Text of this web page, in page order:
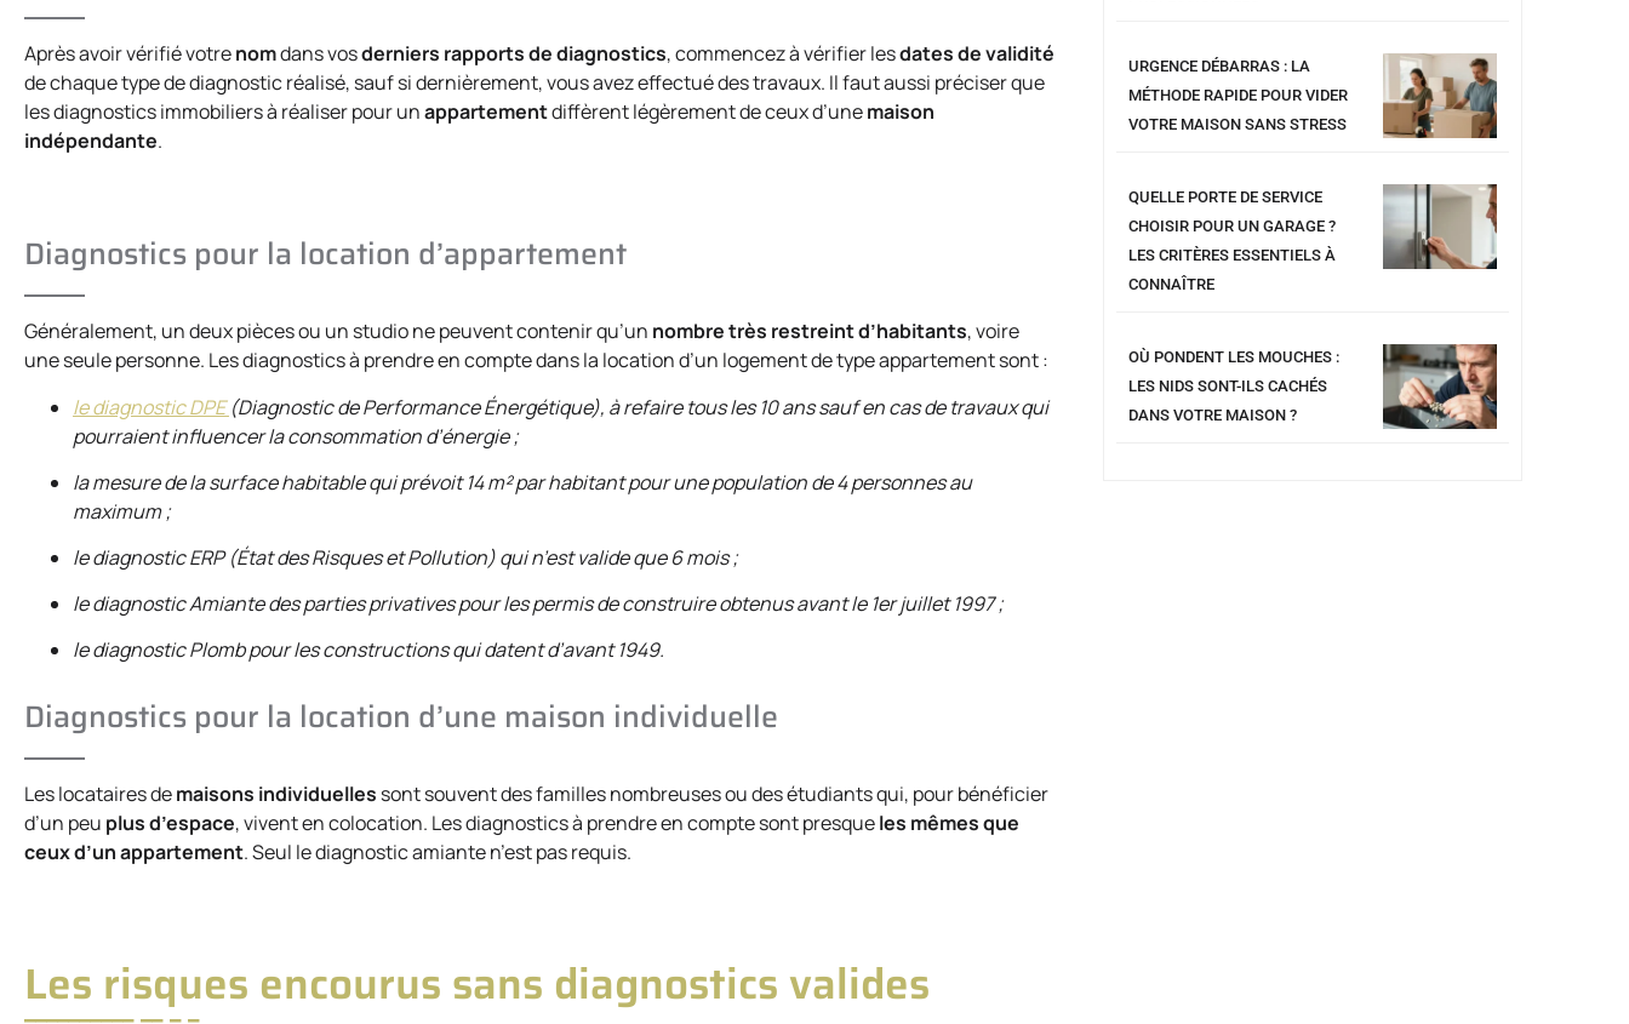
Après avoir vérifié votrenomdans vosderniers rapports de diagnostics, commencez à vérifier lesdates de validité
de chaque type de diagnostic réalisé, sauf si dernièrement, vous avez effectué des travaux. Il faut aussi préciser que
les diagnostics immobiliers à réaliser pour unappartementdiffèrent légèrement de ceux d’unemaison
indépendante.
Diagnostics pour la location d’appartement
Généralement, un deux pièces ou un studio ne peuvent contenir qu’un nombre très restreint d’habitants, voire
une seule personne. Les diagnostics à prendre en compte dans la location d’un logement de type appartement sont :
le diagnostic DPE(Diagnostic de Performance Énergétique), à refaire tous les 10 ans sauf en cas de travaux qui
pourraient influencer la consommation d’énergie ;
la mesure de la surface habitable qui prévoit 14 m² par habitant pour une population de 4 personnes au
maximum ;
le diagnostic ERP (État des Risques et Pollution) qui n’est valide que 6 mois ;
le diagnostic Amiante des parties privatives pour les permis de construire obtenus avant le 1er juillet 1997 ;
le diagnostic Plomb pour les constructions qui datent d’avant 1949.
Diagnostics pour la location d’une maison individuelle
Les locataires demaisons individuelles sont souvent des familles nombreuses ou des étudiants qui, pour bénéficier
d’un peu plus d’espace, vivent en colocation. Les diagnostics à prendre en compte sont presqueles mêmes que
ceux d’un appartement. Seul le diagnostic amiante n’est pas requis.
Les risques encourus sans diagnostics valides
URGENCE DÉBARRAS : LA
MÉTHODE RAPIDE POUR VIDER
VOTRE MAISON SANS STRESS
QUELLE PORTE DE SERVICE
CHOISIR POUR UN GARAGE ?
LES CRITÈRES ESSENTIELS À
CONNAÎTRE
OÙ PONDENT LES MOUCHES :
LES NIDS SONT-ILS CACHÉS
DANS VOTRE MAISON ?